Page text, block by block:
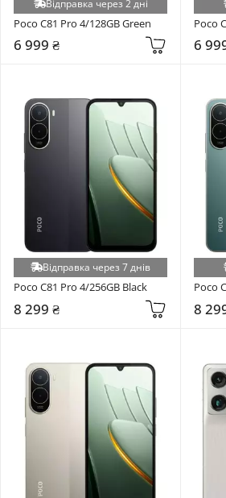
Відправка через 2 дні
Poco C81 Pro 4/128GB Green
6 999 ₴
Poco
6
Відправка через 7 днів
Poco C81 Pro 4/256GB Black
8 299 ₴
Poco
8